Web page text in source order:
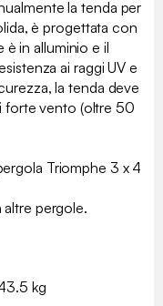
la tenda per
è progettata con
è in alluminio e il
ai raggi UV e
la tenda deve
forte vento (oltre 50
Triomphe 3 x 4
pergole.
kg